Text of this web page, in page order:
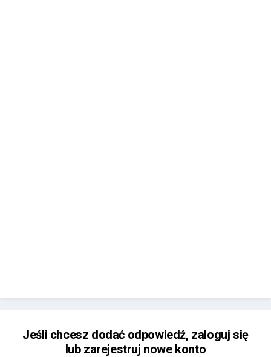
Jeśli chcesz dodać odpowiedź, zaloguj się
lub zarejestruj nowe konto